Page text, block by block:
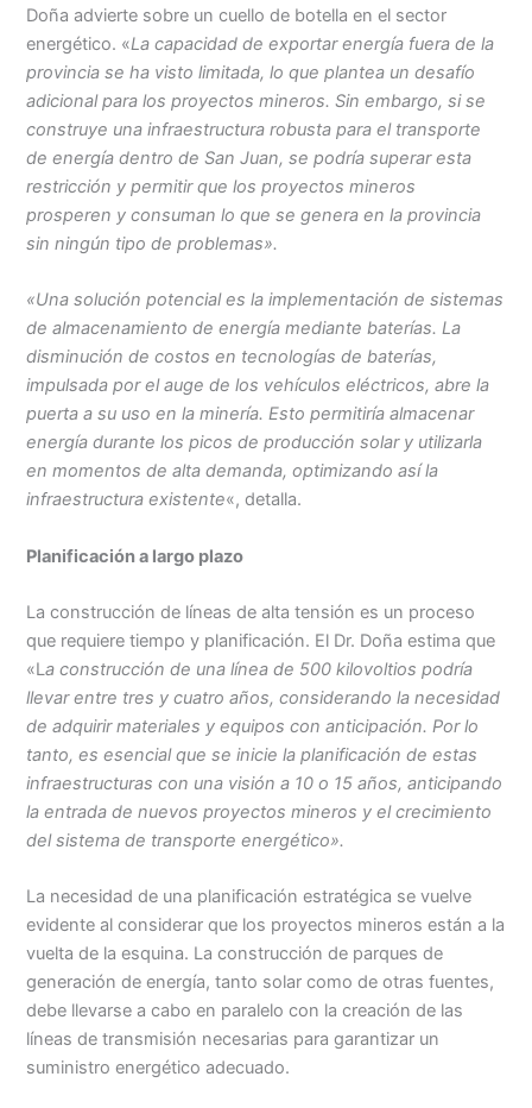
Doña advierte sobre un cuello de botella en el sector
energético. «La capacidad de exportar energía fuera de la
provincia se ha visto limitada, lo que plantea un desafío
adicional para los proyectos mineros. Sin embargo, si se
construye una infraestructura robusta para el transporte
de energía dentro de San Juan, se podría superar esta
restricción y permitir que los proyectos mineros
prosperen y consuman lo que se genera en la provincia
sin ningún tipo de problemas».
«Una solución potencial es la implementación de sistemas
de almacenamiento de energía mediante baterías. La
disminución de costos en tecnologías de baterías,
impulsada por el auge de los vehículos eléctricos, abre la
puerta a su uso en la minería. Esto permitiría almacenar
energía durante los picos de producción solar y utilizarla
en momentos de alta demanda, optimizando así la
infraestructura existente«, detalla.
Planificación a largo plazo
La construcción de líneas de alta tensión es un proceso
que requiere tiempo y planificación. El Dr. Doña estima que
«La construcción de una línea de 500 kilovoltios podría
llevar entre tres y cuatro años, considerando la necesidad
de adquirir materiales y equipos con anticipación. Por lo
tanto, es esencial que se inicie la planificación de estas
infraestructuras con una visión a 10 o 15 años, anticipando
la entrada de nuevos proyectos mineros y el crecimiento
del sistema de transporte energético».
La necesidad de una planificación estratégica se vuelve
evidente al considerar que los proyectos mineros están a la
vuelta de la esquina. La construcción de parques de
generación de energía, tanto solar como de otras fuentes,
debe llevarse a cabo en paralelo con la creación de las
líneas de transmisión necesarias para garantizar un
suministro energético adecuado.